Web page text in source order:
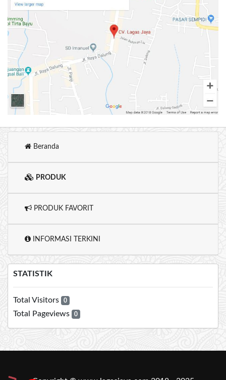
Beranda
PRODUK
PRODUK FAVORIT
INFORMASI TERKINI
STATISTIK
Total Visitors 0
Total Pageviews 0